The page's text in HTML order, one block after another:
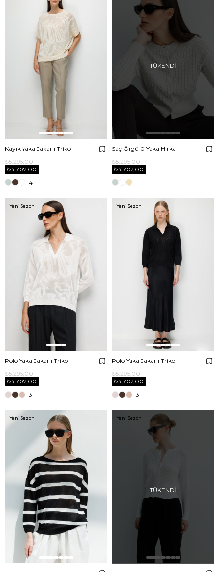
Kayık Yaka Jakarlı Triko
₺3.707,00
₺5.295,00
+4
TÜKENDI
Saç Örgü 0 Yaka Hırka
₺3.707,00
₺5.295,00
+1
Polo Yaka Jakarlı Triko
₺3.707,00
₺5.295,00
+3
Yeni Sezon
Polo Yaka Jakarlı Triko
₺3.707,00
₺5.295,00
+3
Yeni Sezon
Yeni Sezon
TÜKENDI
Yeni Sezon